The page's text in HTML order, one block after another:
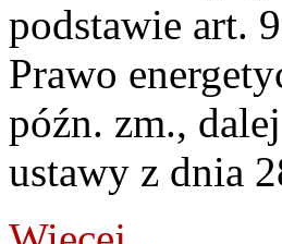
podstawie art.
Prawo
późn. zm.,
ustawy z dnia